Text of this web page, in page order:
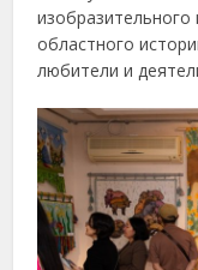
изобразительного
областного
любители и